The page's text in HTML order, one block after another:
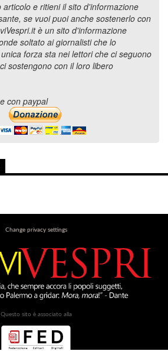
e ritieni il sito d'informazione
se vuoi puoi anche sostenerlo con
è un sito d'informazione
soltato ai giornalisti che lo
forza sta nei lettori che ci seguono
sostengono con il loro libero
con paypal
Change privacy settings
Questo sito è associato alla